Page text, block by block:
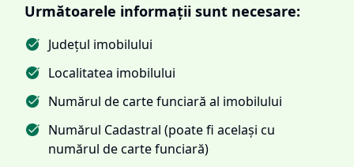
Următoarele informații sunt necesare:
Județul imobilului
Localitatea imobilului
Numărul de carte funciară al imobilului
Numărul Cadastral (poate fi același cu
numărul de carte funciară)